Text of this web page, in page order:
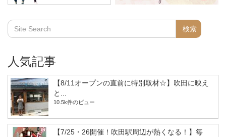
人気記事
【8/11オープンの直前に特別取材☆】吹田に映え
と...
10.5k件のビュー
【7/25・26開催！吹田駅周辺が熱くなる！】毎